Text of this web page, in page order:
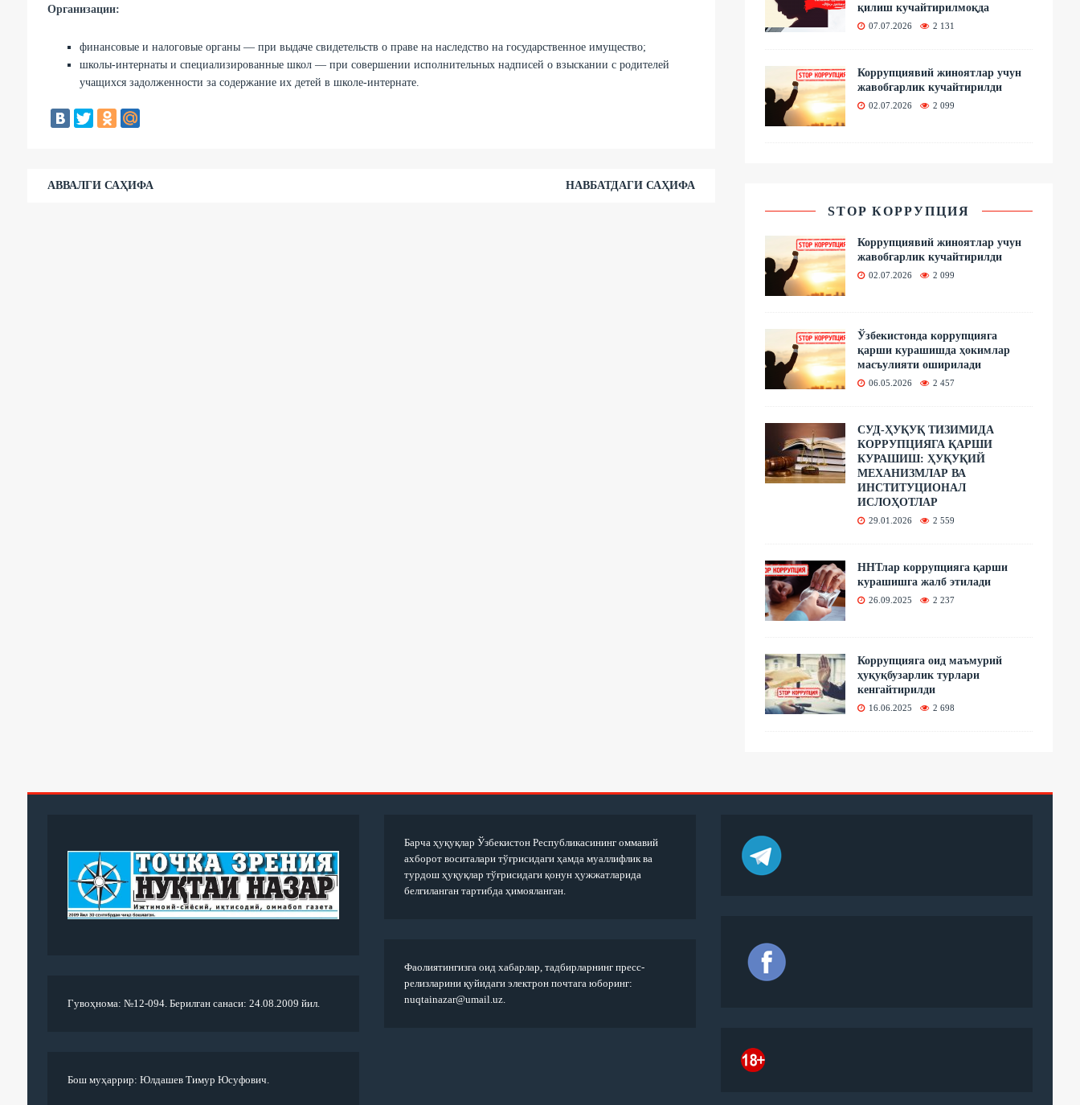
Организации:
финансовые и налоговые органы — при выдаче свидетельств о праве на наследство на государственное имущество;
школы-интернаты и специализированные школ — при совершении исполнительных надписей о взыскании с родителей
учащихся задолженности за содержание их детей в школе-интернате.
АВВАЛГИ САҲИФА НАВБАТДАГИ САҲИФА
қилиш кучайтирилмоқда
07.07.2026 2 131
Коррупциявий жиноятлар учун
жавобгарлик кучайтирилди
02.07.2026 2 099
STOP КОРРУПЦИЯ
Коррупциявий жиноятлар учун
жавобгарлик кучайтирилди
02.07.2026 2 099
Ўзбекистонда коррупцияга
қарши курашишда ҳокимлар
масъулияти оширилади
06.05.2026 2 457
СУД-ҲУҚУҚ ТИЗИМИДА
КОРРУПЦИЯГА ҚАРШИ
КУРАШИШ: ҲУҚУҚИЙ
МЕХАНИЗМЛАР ВА
ИНСТИТУЦИОНАЛ
ИСЛОҲОТЛАР
29.01.2026 2 559
ННТлар коррупцияга қарши
курашишга жалб этилади
26.09.2025 2 237
Коррупцияга оид маъмурий
ҳуқуқбузарлик турлари
кенгайтирилди
16.06.2025 2 698
Гувоҳнома: №12-094. Берилган санаси: 24.08.2009 йил.
Бош муҳаррир: Юлдашев Тимур Юсуфович.
Барча ҳуқуқлар Ўзбекистон Республикасининг оммавий
ахборот воситалари тўғрисидаги ҳамда муаллифлик ва
турдош ҳуқуқлар тўғрисидаги қонун ҳужжатларида
белгиланган тартибда ҳимояланган.
Фаолиятингизга оид хабарлар, тадбирларнинг пресс-
релизларини қуйидаги электрон почтага юборинг:
nuqtainazar@umail.uz.